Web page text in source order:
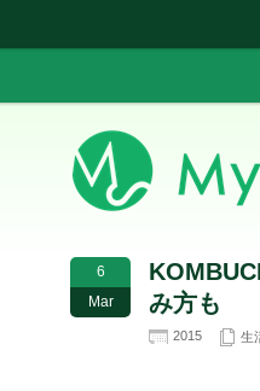
6
Mar
み方も
2015 生